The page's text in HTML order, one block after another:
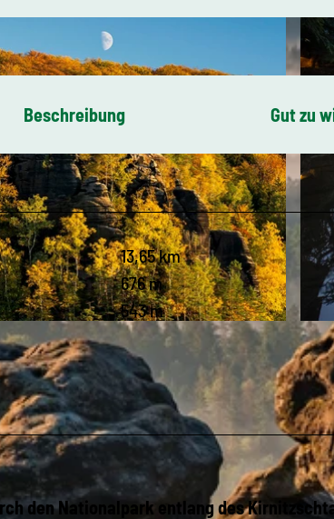
©
Beschreibung Gut zu
13,65 km
676 m
543 m
den Nationalpark entlang des